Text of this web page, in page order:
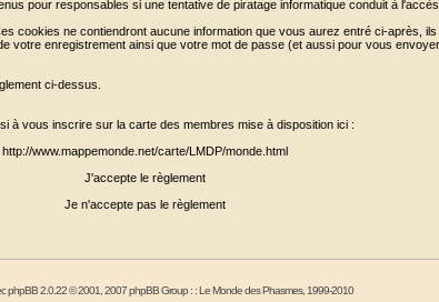
pour responsables si une tentative de piratage informatique conduit à
cookies ne contiendront aucune information que vous aurez entré ci-après,
votre enregistrement ainsi que votre mot de passe (et aussi pour vous
ci-dessus.
à vous inscrire sur la carte des membres mise à disposition ici :
http://www.mappemonde.net/carte/LMDP/monde.html
J'accepte le règlement
Je n'accepte pas le règlement
phpBB2.0.22 © 2001, 2007 phpBB Group : :Le Monde des Phasmes, 1999-2010